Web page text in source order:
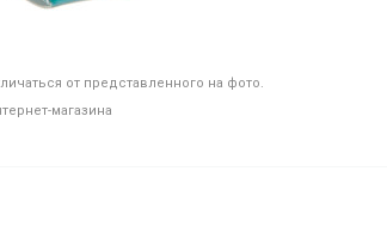
от представленного на фото.
магазина